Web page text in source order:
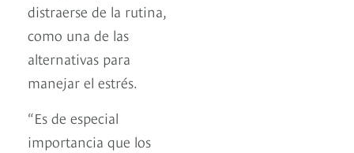
distraerse de la rutina,
como una de las
alternativas para
manejar el estrés.
“Es de especial
importancia que los